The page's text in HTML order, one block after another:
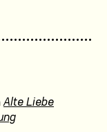
Alte Liebe